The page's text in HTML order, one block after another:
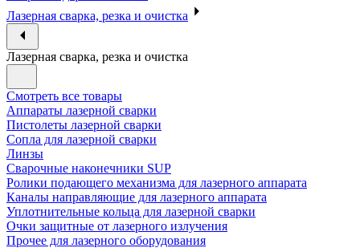
Лазерная сварка, резка и очистка
Лазерная сварка, резка и очистка
Смотреть все товары
Аппараты лазерной сварки
Пистолеты лазерной сварки
Сопла для лазерной сварки
Линзы
Сварочные наконечники SUP
Ролики подающего механизма для лазерного аппарата
Каналы направляющие для лазерного аппарата
Уплотнительные кольца для лазерной сварки
Очки защитные от лазерного излучения
Прочее для лазерного оборудования